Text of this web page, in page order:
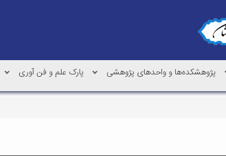
پژوهشکده‌ها و واحدهای پژوهشی پارک علم و فن آوری